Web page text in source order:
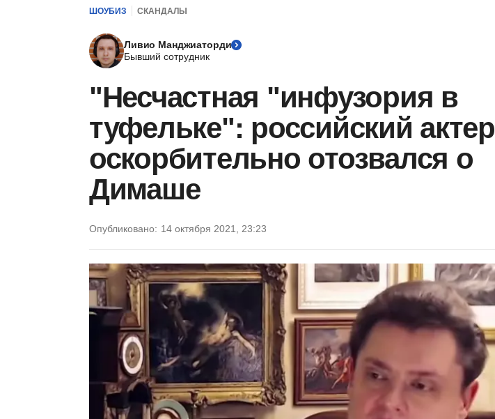
ШОУБИЗ СКАНДАЛЫ
Ливио Манджиаторди
Бывший сотрудник
"Несчастная "инфузория в
туфельке": российский актер
оскорбительно отозвался о
Димаше
Опубликовано: 14 октября 2021, 23:23